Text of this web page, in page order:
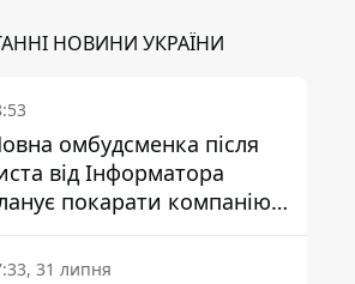
НОВИНИ УКРАЇНИ
омбудсменка після
від Інформатора
покарати компанію-
ПриватБанку
31 липня